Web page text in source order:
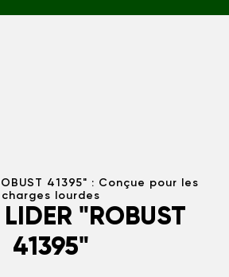
41395" : Conçue pour les
charges lourdes
"ROBUST
41395"